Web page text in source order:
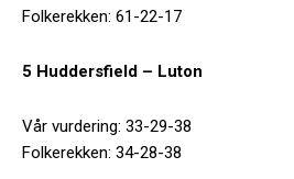
Folkerekken: 61-22-17
5 Huddersfield – Luton
Vår vurdering: 33-29-38
Folkerekken: 34-28-38